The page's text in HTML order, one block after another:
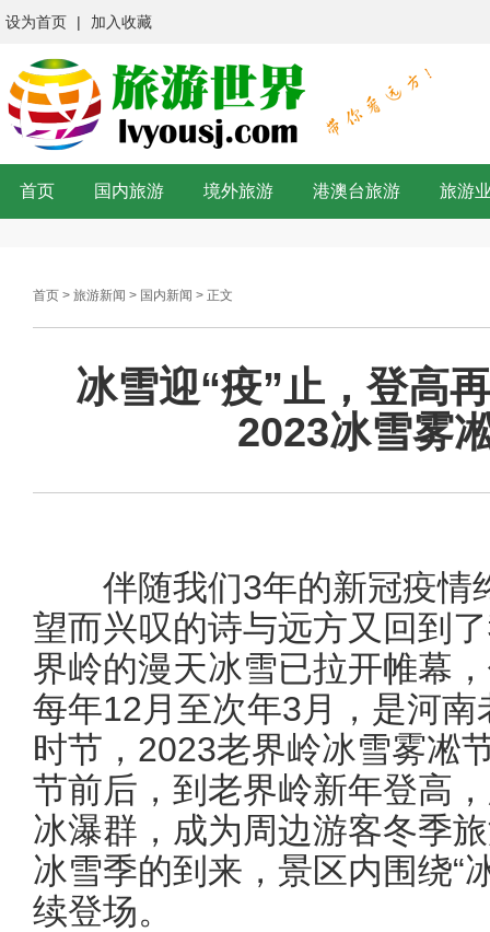
设为首页 | 加入收藏
首页 国内旅游 境外旅游 港澳台旅游 旅游
首页 > 旅游新闻 > 国内新闻 > 正文
冰雪迎“疫”止，登高
2023冰雪雾
伴随我们3年的新冠疫情
望而兴叹的诗与远方又回到
界岭的漫天冰雪已拉开帷幕
每年12月至次年3月，是河
时节，2023老界岭冰雪雾凇
节前后，到老界岭新年登高
冰瀑群，成为周边游客冬季
冰雪季的到来，景区内围绕“
续登场。